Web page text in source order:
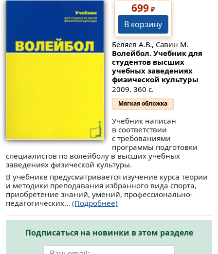
699₽
В корзину
Беляев А.В., Савин М.
Волейбол. Учебник для
студентов высших
учебных заведениях
физической культуры
2009. 360 с.
Мягкая обложка
Учебник написан
в соответствии
с требованиями
программы подготовки
специалистов по волейболу в высших учебных
заведениях физической культуры.
В учебнике предусматривается изучение курса теории
и методики преподавания избранного вида спорта,
приобретение знаний, умений, профессионально-
педагогических... (Подробнее)
Подписаться на новинки в этом разделе